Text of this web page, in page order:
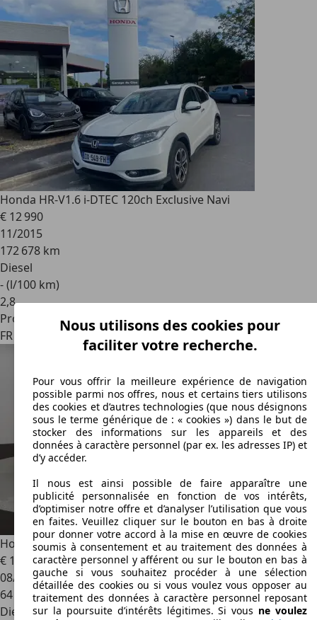
Honda HR-V1.6 i-DTEC 120ch Exclusive Navi
€ 12 990
11/2015
172 678 km
Diesel
- (l/100 km)
2,8
Professionnel
FR 91310
Montlhery
Honda HR-VHR-V 1.6 i-DTEC Executive Navi
€ 17 790
08/2016
64 500 km
Diesel
Nous utilisons des cookies pour
faciliter votre recherche.
Pour vous offrir la meilleure expérience de navigation
possible parmi nos offres, nous et certains tiers utilisons
des cookies et d’autres technologies (que nous désignons
sous le terme générique de : « cookies ») dans le but de
stocker des informations sur les appareils et des
données à caractère personnel (par ex. les adresses IP) et
d’y accéder.
Il nous est ainsi possible de faire apparaître une
publicité personnalisée en fonction de vos intérêts,
d’optimiser notre offre et d’analyser l’utilisation que vous
en faites. Veuillez cliquer sur le bouton en bas à droite
pour donner votre accord à la mise en œuvre de cookies
soumis à consentement et au traitement des données à
caractère personnel y afférent ou sur le bouton en bas à
gauche si vous souhaitez procéder à une sélection
détaillée des cookies ou si vous voulez vous opposer au
traitement des données à caractère personnel reposant
sur la poursuite d’intérêts légitimes. Si vous ne voulez